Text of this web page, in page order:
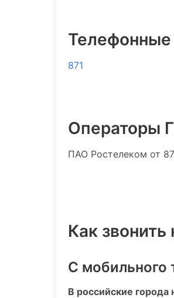
Телефонные
871
Операторы
ПАО Ростелеком от
Как
С мобильного
В российские